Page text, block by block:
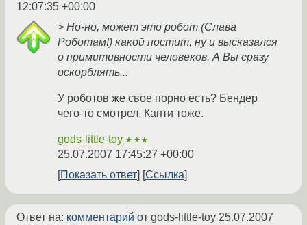
12:07:35 +00:00
> Но-но, может это робот (Слава
Роботам!) какой постит, ну и высказался
о примитивности человеков. А Вы сразу
оскорблять...
У роботов же свое порно есть? Бендер
чего-то смотрел, Канти тоже.
gods-little-toy ★★★
25.07.2007 17:45:27 +00:00
Показать ответ
Ссылка
Ответ на: комментарий от gods-little-toy 25.07.2007